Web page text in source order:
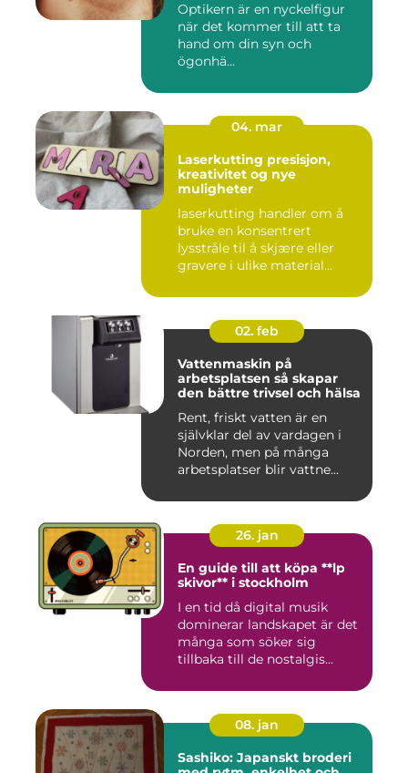
Optikern är en nyckelfigur
när det kommer till att ta
hand om din syn och
ögonhä...
04. mar
Laserkutting presisjon,
kreativitet og nye
muligheter
laserkutting handler om å
bruke en konsentrert
lysstråle til å skjære eller
gravere i ulike material...
02. feb
Vattenmaskin på
arbetsplatsen så skapar
den bättre trivsel och hälsa
Rent, friskt vatten är en
självklar del av vardagen i
Norden, men på många
arbetsplatser blir vattne...
26. jan
En guide till att köpa **lp
skivor** i stockholm
I en tid då digital musik
dominerar landskapet är det
många som söker sig
tillbaka till de nostalgis...
08. jan
Sashiko: Japanskt broderi